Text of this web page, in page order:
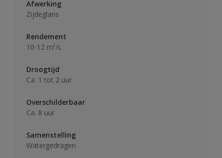
Afwerking
Zijdeglans
Rendement
10-12 m²/L
Droogtijd
Ca. 1 tot 2 uur
Overschilderbaar
Ca. 8 uur
Samenstelling
Watergedragen